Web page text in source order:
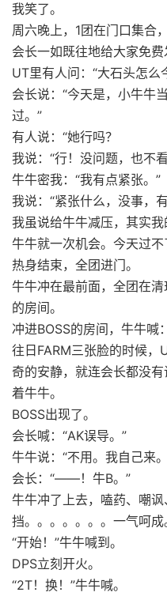
我笑了。
周六晚上，1团在门口集合
会长一如既往地给大家免费
UT里有人问：“大石头怎么
会长说：“今天是，小牛牛
过。”
有人说：“她行吗？
我说：“行！没问题，也不
牛牛密我：“我有点紧张。”
我说：“紧张什么，没事，
我虽说给牛牛减压，其实我
牛牛就一次机会。今天过不
热身结束，全团进门。
牛牛冲在最前面，全团在
的房间。
冲进BOSS的房间，牛牛喊
往日FARM三张脸的时候，
奇的安静，就连会长都没
着牛牛。
BOSS出现了。
会长喊：“AK误导。”
牛牛说：“不用。我自己来
会长：“——！牛B。”
牛牛冲了上去，嗑药、嘲
挡。。。。。。。一气呵成
“开始！”牛牛喊到。
DPS立刻开火。
“2T！换！”牛牛喊。